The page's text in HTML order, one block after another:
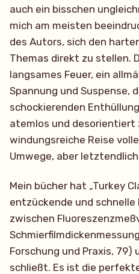
auch ein bisschen
mich am meisten
des Autors, sich den
Themas direkt zu stellen.
langsames Feuer, ein
Spannung und Suspense,
schockierenden
atemlos und desorientiert
windungsreiche Reise
Umwege, aber
Mein bücher hat „Turkey
entzückende und schnelle
zwischen
Forschung und Praxis, 79)
schließt. Es ist die